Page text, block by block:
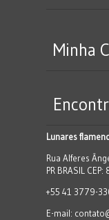
Minha
Lunares
Rua Alferes
PR BRASIL
+55 41 3779-
E-mail: